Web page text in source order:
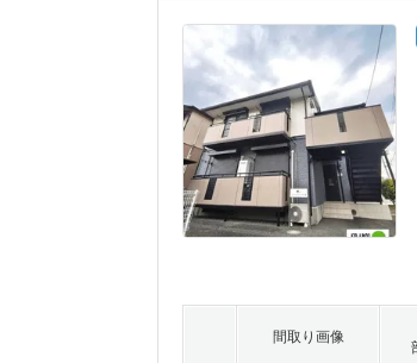
間取り画像